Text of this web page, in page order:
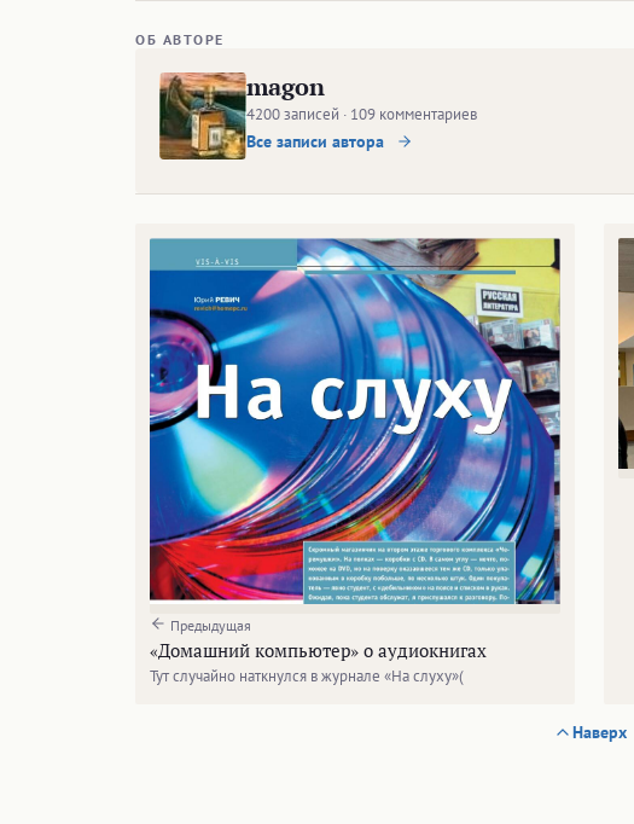
ОБ АВТОРЕ
magon
4200 записей · 109 комментариев
Все записи автора
Предыдущая
«Домашний компьютер» о аудиокнигах
Тут случайно наткнулся в журнале «На слуху»(
Наверх